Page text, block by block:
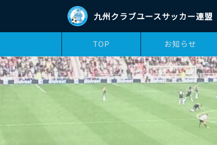
九州クラブユースサッカー連盟
TOP お知らせ